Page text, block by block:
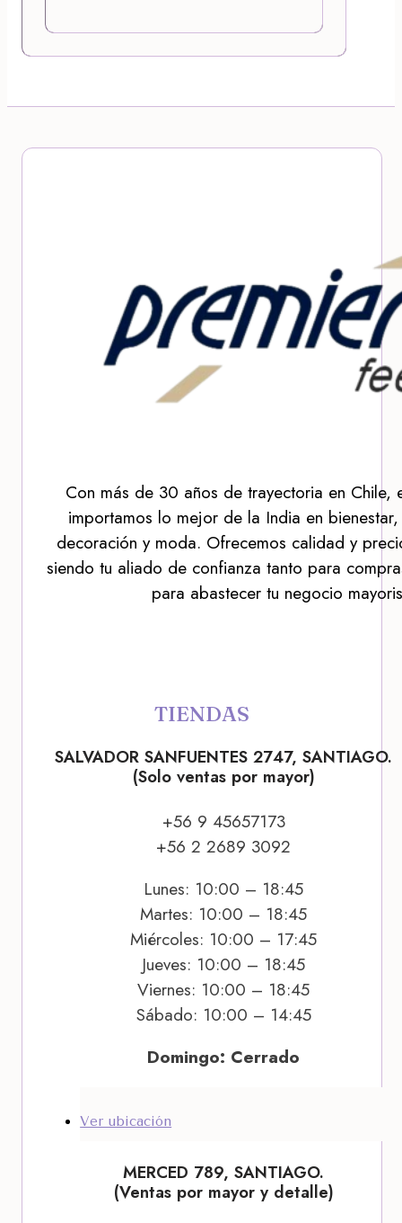
Con más de 30 años de trayectoria en Chile,
importamos lo mejor de la India en
decoración y moda. Ofrecemos calidad y
siendo tu aliado de confianza tanto para
para abastecer tu negocio
TIENDAS
SALVADOR SANFUENTES 2747, SANTIAGO.
(Solo ventas por mayor)
+56 9 45657173
+56 2 2689 3092
Lunes: 10:00 – 18:45
Martes: 10:00 – 18:45
Miércoles: 10:00 – 17:45
Jueves: 10:00 – 18:45
Viernes: 10:00 – 18:45
Sábado: 10:00 – 14:45
Domingo: Cerrado
Ver ubicación
MERCED 789, SANTIAGO.
(Ventas por mayor y detalle)